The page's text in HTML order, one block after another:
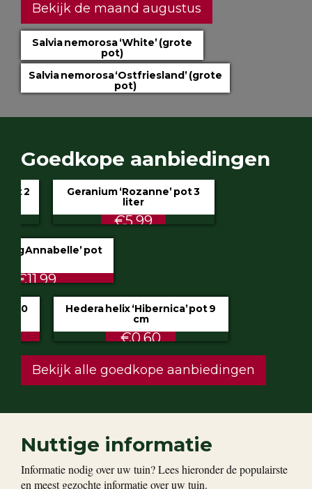
Bekijk de maand augustus
Salvia nemorosa ‘White’ (grote
pot)
Salvia nemorosa ‘Ostfriesland’ (grote
pot)
Goedkope aanbiedingen
Geranium ‘Rozanne’ pot 3
€5.99
Hydrangea ‘Incrediball’ of ‘Strong Annabelle’
STUNT €9.50 ipv €11.99
Klimop aan stok pot 1.5 liter 80/100
ALTIJD LAAG €2.50
Hedera helix ‘Hibernica’ pot 9
cm
liter
€4.75